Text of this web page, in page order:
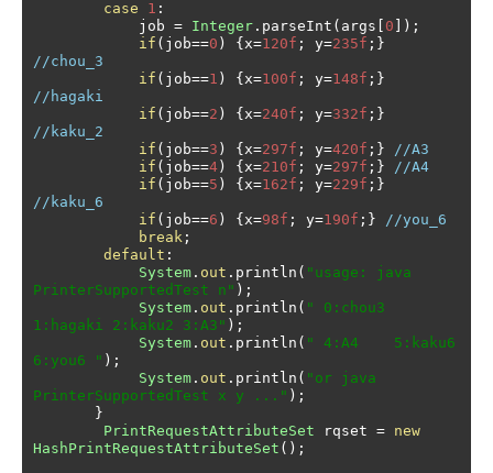
case
1 :
            job
= Integer . parseInt ( args [ 0 ]);
if ( job==0 ) {x=120f ; y=235f ;}
//chou_3
if ( job==1 ) {x=100f ; y=148f ;}
//hagaki
if ( job==2 ) {x=240f ; y=332f ;}
//kaku_2
if ( job==3 ) {x=297f ; y=420f ;}
//A3
if ( job==4) {x=210f ; y=297f ;}
//A4
if ( job==5 ) {x=162f ; y=229f ;}
//kaku_6
if ( job==6 ) {x=98f ; y=190f ;}
//you_6
break ;
default :
System . out . println ( "usage: java
PrinterSupportedTest n" );
System . out . println ( " 0:chou3
1:hagaki 2:kaku2 3:A3" );
System . out . println ( " 4:A4    5:kaku6
6:you6 " );
System . out . println ( "or java
PrinterSupportedTest x y ..." );
}
PrintRequestAttributeSet rqset = new
HashPrintRequestAttributeSet ();